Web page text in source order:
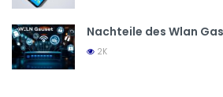
Nachteile des Wlan
2K